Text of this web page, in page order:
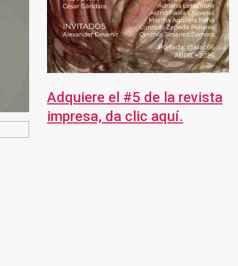
Adquiere el #5 de la revista
impresa, da clic aquí.